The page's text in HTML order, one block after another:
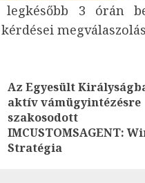
legkésőbb 3 órán
Az Egyesült
aktív vámügyintézésre
szakosodott
IMCUSTOMSAGENT:
Stratégia